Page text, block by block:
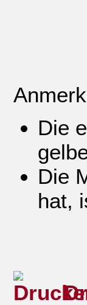
Die
Die
hat,